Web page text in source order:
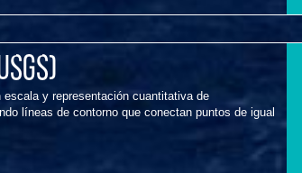
y representación cuantitativa de
líneas de contorno que conectan puntos de igual